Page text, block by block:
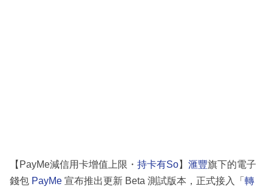
【PayMe減信用卡增值上限・ 持卡有So】 滙豐旗下的電子
錢包 PayMe 宣布推出更新 Beta 測試版本，正式接入「 轉